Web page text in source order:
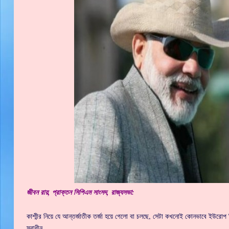
জীবন রায়, প্রাক্তন সিপিএম সাংসদ, রাজ্যসভা:
কাশ্মীর নিয়ে যে আন্তর্জাতীক তর্জা হয়ে গেলো বা চলছে, সেটা কখনোই কোনভাবে